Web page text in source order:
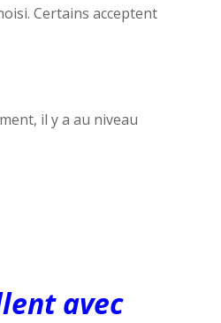
Certains acceptent
il y a au niveau
avec